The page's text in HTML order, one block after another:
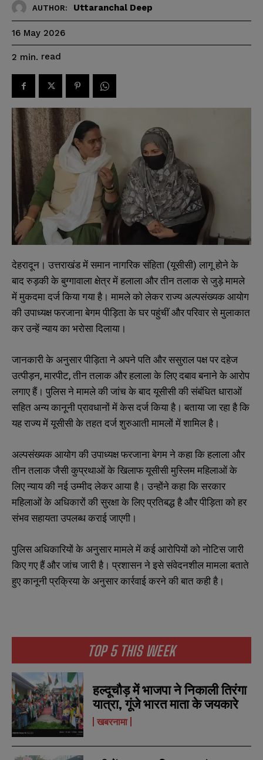
N
a
N
a
TOP 5 THIS WEEK
हल्दूचौड़ में भाजपा ने निकाली तिरंगा
यात्रा, गूंजे भारत माता के जयकारे
खबरनामा
AUTHOR: Uttaranchal Deep
16 May 2026
2 min. read
देहरादून। उत्तराखंड में समान नागरिक संहिता (यूसीसी) लागू होने के
बाद रुड़की के बुग्गावाला क्षेत्र में हलाला और तीन तलाक से जुड़े मामले
में मुकदमा दर्ज किया गया है। मामले को लेकर राज्य अल्पसंख्यक आयोग
की उपाध्यक्ष फरजाना बेगम पीड़िता के घर पहुंचीं और परिवार से मुलाकात
कर उन्हें न्याय का भरोसा दिलाया।
जानकारी के अनुसार पीड़िता ने अपने पति और ससुराल पक्ष पर दहेज
उत्पीड़न, मारपीट, तीन तलाक और हलाला के लिए दबाव बनाने के आरोप
लगाए हैं। पुलिस ने मामले की जांच के बाद यूसीसी की संबंधित धाराओं
सहित अन्य कानूनी प्रावधानों में केस दर्ज किया है। बताया जा रहा है कि
यह राज्य में यूसीसी के तहत दर्ज शुरुआती मामलों में शामिल है।
अल्पसंख्यक आयोग की उपाध्यक्ष फरजाना बेगम ने कहा कि हलाला और
तीन तलाक जैसी कुप्रथाओं के खिलाफ यूसीसी मुस्लिम महिलाओं के
लिए न्याय की नई उम्मीद लेकर आया है। उन्होंने कहा कि सरकार
महिलाओं के अधिकारों की सुरक्षा के लिए प्रतिबद्ध है और पीड़िता को हर
संभव सहायता उपलब्ध कराई जाएगी।
पुलिस अधिकारियों के अनुसार मामले में कई आरोपियों को नोटिस जारी
किए गए हैं और जांच जारी है। प्रशासन ने इसे संवेदनशील मामला बताते
हुए कानूनी प्रक्रिया के अनुसार कार्रवाई करने की बात कही है।